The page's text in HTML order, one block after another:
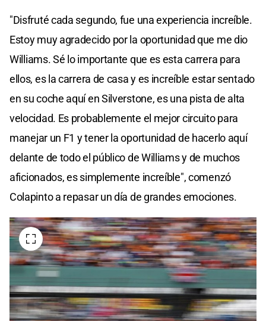
"Disfruté cada segundo, fue una experiencia increíble.
Estoy muy agradecido por la oportunidad que me dio
Williams. Sé lo importante que es esta carrera para
ellos, es la carrera de casa y es increíble estar sentado
en su coche aquí en Silverstone, es una pista de alta
velocidad. Es probablemente el mejor circuito para
manejar un F1 y tener la oportunidad de hacerlo aquí
delante de todo el público de Williams y de muchos
aficionados, es simplemente increíble", comenzó
Colapinto a repasar un día de grandes emociones.